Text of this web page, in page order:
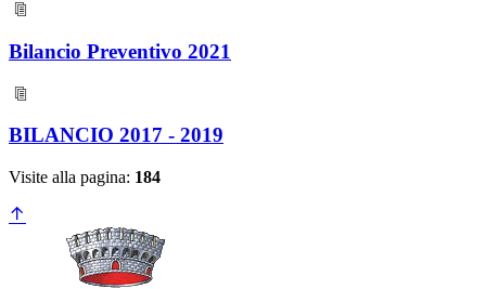
Bilancio Preventivo 2021
BILANCIO 2017 - 2019
Visite alla pagina: 184